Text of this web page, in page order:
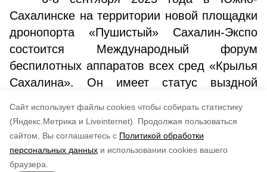
Cайт использует файлы cookies чтобы собирать статистику
(Яндекс.Метрика и Liveinternet).
Продолжая пользоваться
сайтом, Вы соглашаетесь с Политикой обработки
персональных данных и использовании cookies вашего
браузера.
Сахалинске на территории новой площадки
дронопорта «Пушистый» Сахалин-Экспо
состоится Международный форум
беспилотных аппаратов всех сред «Крылья
Сахалина». Он имеет статус выздной
форума.
по оценке